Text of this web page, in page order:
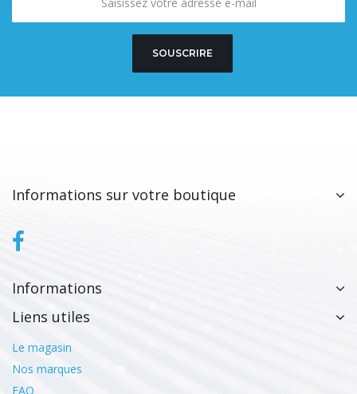
SOUSCRIRE
Informations sur votre boutique
Informations
Liens utiles
Le magasin
Nos marques
FAQ